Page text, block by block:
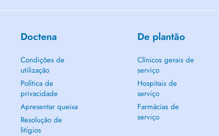
Doctena
Condições de
utilização
Política de
privacidade
Apresentar queixa
Resolução de
litígios
De plantão
Clínicos gerais de
serviço
Hospitais de
serviço
Farmácias de
serviço